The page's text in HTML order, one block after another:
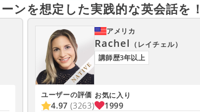
ンを想定した実践的な英会話を！
アメリカ
Rachel
（レイチェル）
講師歴3年以上
ユーザーの評価
4.97 (3263)
お気に入り
1999